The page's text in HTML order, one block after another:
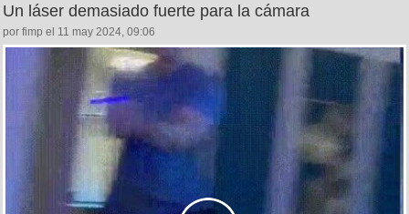
Un láser demasiado fuerte para la cámara
por fimp el 11 may 2024, 09:06